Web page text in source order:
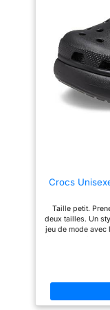
Crocs
Taille petit.
deux tailles. Un
jeu de mode
parfait de
polyvalence de
hommes. Le
entre un